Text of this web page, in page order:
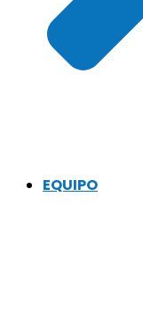
EQUIPO